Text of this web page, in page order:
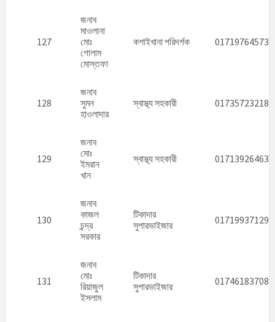
127
জনাব
মাওলানা
মোঃ
গোলাম
মোস্তফা
কশাইখানা পরিদর্শক 01719764573
128
জনাব
সুমন
হাওলাদার
স্বাস্থ্য সহকারী 01735723218
129
জনাব
মোঃ
ইমরান
খান
স্বাস্থ্য সহকারী 01713926463
130
জনাব
কাজল
চন্দ্র
সরকার
টিকাদার
সুপারভাইজার
01719937129
131
জনাব
মোঃ
রিয়াজুল
ইসলাম
টিকাদার
সুপারভাইজার
01746183708